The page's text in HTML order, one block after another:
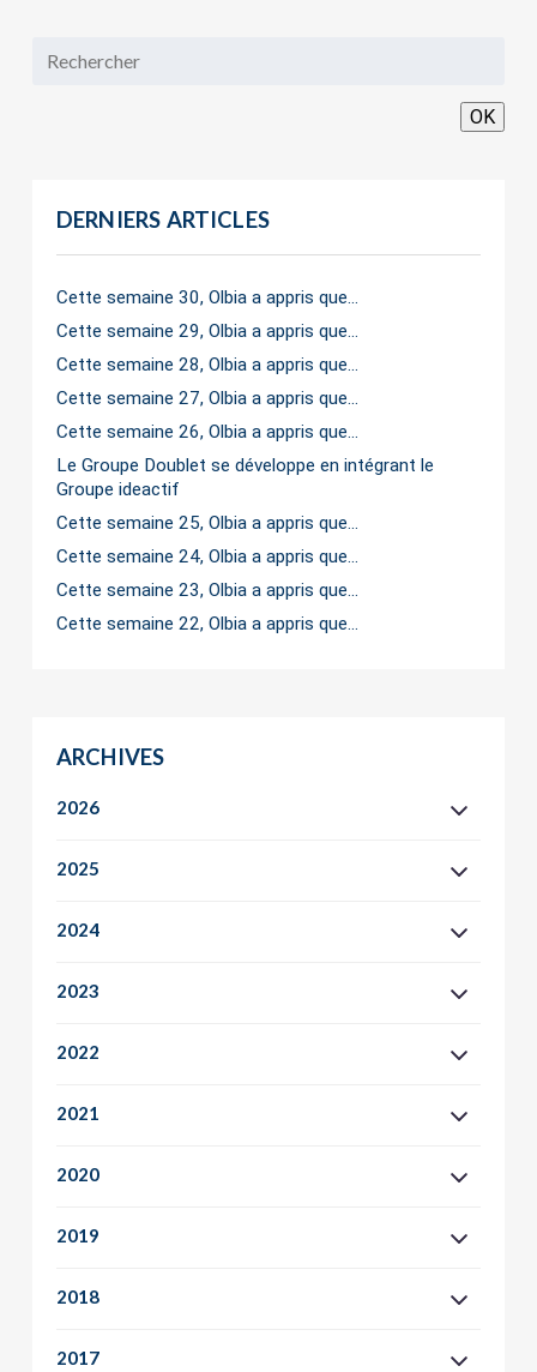
OK
DERNIERS ARTICLES
Cette semaine 30, Olbia a appris que…
Cette semaine 29, Olbia a appris que…
Cette semaine 28, Olbia a appris que…
Cette semaine 27, Olbia a appris que…
Cette semaine 26, Olbia a appris que…
Le Groupe Doublet se développe en intégrant le
Groupe ideactif
Cette semaine 25, Olbia a appris que…
Cette semaine 24, Olbia a appris que…
Cette semaine 23, Olbia a appris que…
Cette semaine 22, Olbia a appris que…
ARCHIVES
2026
2025
2024
2023
2022
2021
2020
2019
2018
2017